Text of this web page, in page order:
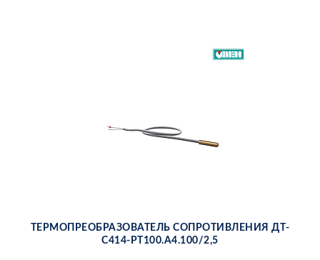
ТЕР­МО­ПРЕ­ОБ­РА­ЗО­ВА­ТЕЛЬ СО­ПРО­ТИВ­ЛЕ­НИЯ ДТ­
С414-РТ100.А4.100/2,5